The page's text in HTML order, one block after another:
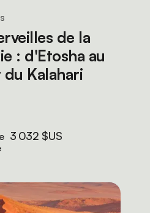
de la
: d'Etosha au
Kalahari
3 032 $US